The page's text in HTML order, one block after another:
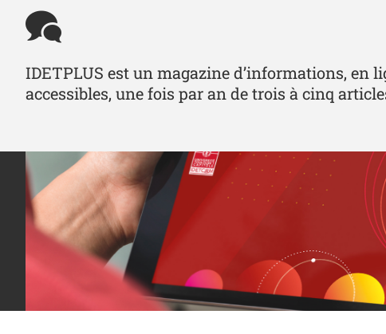
IDETPLUS est un magazine d’informations, en
accessibles, une fois par an de trois à cinq